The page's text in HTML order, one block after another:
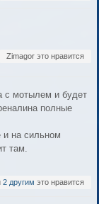
Zimagor это нравится
с мотылем и будет
полные
и на сильном
там.
2 другим это нравится